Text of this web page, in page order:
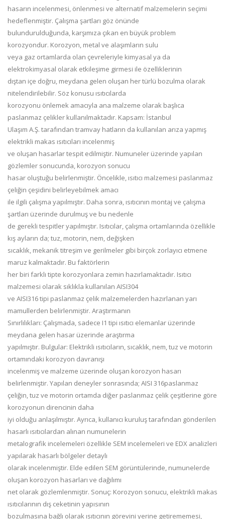
hasarın incelenmesi, önlenmesi ve alternatif malzemelerin seçimi
hedeflenmiştir. Çalışma şartları göz önünde
bulundurulduğunda, karşımıza çıkan en büyük problem
korozyondur. Korozyon, metal ve alaşımların sulu
veya gaz ortamlarda olan çevreleriyle kimyasal ya da
elektrokimyasal olarak etkileşime girmesi ile özelliklerinin
dıştan içe doğru, meydana gelen oluşan her türlü bozulma olarak
nitelendirilebilir. Söz konusu ısıtıcılarda
korozyonu önlemek amacıyla ana malzeme olarak başlıca
paslanmaz çelikler kullanılmaktadır. Kapsam: İstanbul
Ulaşım A.Ş. tarafından tramvay hatların da kullanılan arıza yapmış
elektrikli makas ısıtıcıları incelenmiş
ve oluşan hasarlar tespit edilmiştir. Numuneler üzerinde yapılan
gözlemler sonucunda, korozyon sonucu
hasar oluştuğu belirlenmiştir. Öncelikle, ısıtıcı malzemesi paslanmaz
çeliğin çeşidini belirleyebilmek amacı
ile ilgili çalışma yapılmıştır. Daha sonra, ısıtıcının montaj ve çalışma
şartları üzerinde durulmuş ve bu nedenle
de gerekli tespitler yapılmıştır. Isıtıcılar, çalışma ortamlarında özellikle
kış ayların da; tuz, motorin, nem, değişken
sıcaklık, mekanik titreşim ve gerilmeler gibi birçok zorlayıcı etmene
maruz kalmaktadır. Bu faktörlerin
her biri farklı tipte korozyonlara zemin hazırlamaktadır. Isıtıcı
malzemesi olarak sıklıkla kullanılan AISI304
ve AISI316 tipi paslanmaz çelik malzemelerden hazırlanan yarı
mamullerden belirlenmiştir. Araştırmanın
Sınırlılıkları: Çalışmada, sadece I1 tipi ısıtıcı elemanlar üzerinde
meydana gelen hasar üzerinde araştırma
yapılmıştır. Bulgular: Elektrikli ısıtıcıların, sıcaklık, nem, tuz ve motorin
ortamındaki korozyon davranışı
incelenmiş ve malzeme üzerinde oluşan korozyon hasarı
belirlenmiştir. Yapılan deneyler sonrasında; AISI 316paslanmaz
çeliğin, tuz ve motorin ortamda diğer paslanmaz çelik çeşitlerine göre
korozyonun direncinin daha
iyi olduğu anlaşılmıştır. Ayrıca, kullanıcı kuruluş tarafından gönderilen
hasarlı ısıtıcılardan alınan numunelerin
metalografik incelemeleri özellikle SEM incelemeleri ve EDX analizleri
yapılarak hasarlı bölgeler detaylı
olarak incelenmiştir. Elde edilen SEM görüntülerinde, numunelerde
oluşan korozyon hasarları ve dağılımı
net olarak gözlemlenmiştir. Sonuç: Korozyon sonucu, elektrikli makas
ısıtıcılarının dış ceketinin yapısının
bozulmasına bağlı olarak ısıtıcının görevini yerine getirememesi,